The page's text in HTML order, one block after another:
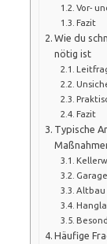
Vor-
Fazit
Wie du
nötig ist
Fazit
Typische
Altbau
Häufige